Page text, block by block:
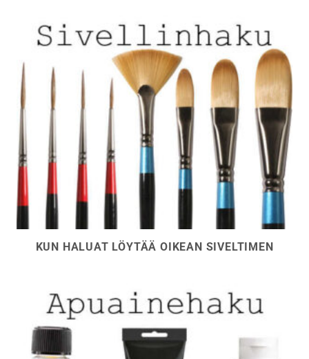
KUN HALUAT LÖYTÄÄ OIKEAN SIVELTIMEN